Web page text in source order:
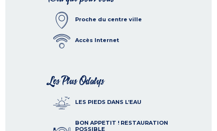
Proche du centre ville
Accès Internet
Les Plus Odalys
LES PIEDS DANS L’EAU
BON APPETIT ! RESTAURATION
POSSIBLE